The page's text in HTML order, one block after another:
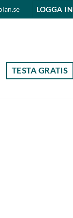
LOGGA IN
TESTA GRATIS